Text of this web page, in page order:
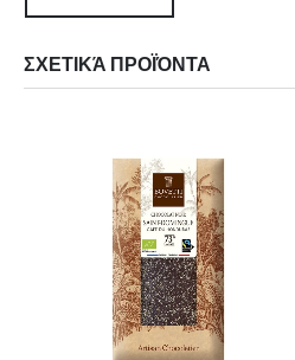
ΣΧΕΤΙΚΆ ΠΡΟΪΌΝΤΑ